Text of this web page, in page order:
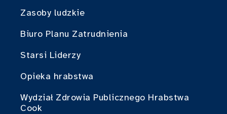
Zasoby ludzkie
Biuro Planu Zatrudnienia
Starsi Liderzy
Opieka hrabstwa
Wydział Zdrowia Publicznego Hrabstwa
Cook